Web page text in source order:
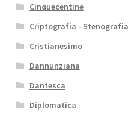
Cinquecentine
Criptografia - Stenografia
Cristianesimo
Dannunziana
Dantesca
Diplomatica